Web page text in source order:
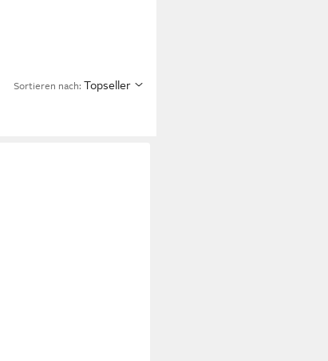
Sortieren nach: Topseller